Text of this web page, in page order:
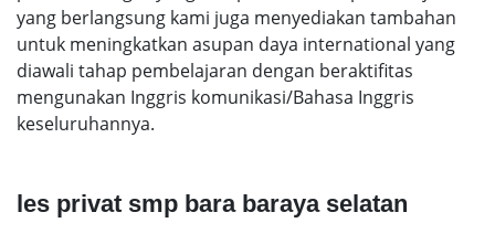
yang berlangsung kami juga menyediakan tambahan
untuk meningkatkan asupan daya international yang
diawali tahap pembelajaran dengan beraktifitas
mengunakan Inggris komunikasi/Bahasa Inggris
keseluruhannya.
les privat smp bara baraya selatan